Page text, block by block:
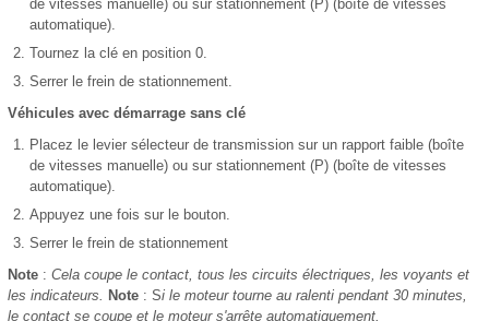
de vitesses manuelle) ou sur stationnement (P) (boîte de vitesses
automatique).
Tournez la clé en position 0.
Serrer le frein de stationnement.
Véhicules avec démarrage sans clé
Placez le levier sélecteur de transmission sur un rapport faible (boîte
de vitesses manuelle) ou sur stationnement (P) (boîte de vitesses
automatique).
Appuyez une fois sur le bouton.
Serrer le frein de stationnement
Note : Cela coupe le contact, tous les circuits électriques, les voyants et
les indicateurs. Note : Si le moteur tourne au ralenti pendant 30 minutes,
le contact se coupe et le moteur s'arrête automatiquement.